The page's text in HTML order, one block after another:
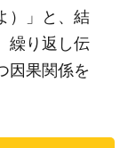
）」と、結
繰り返し伝
因果関係を